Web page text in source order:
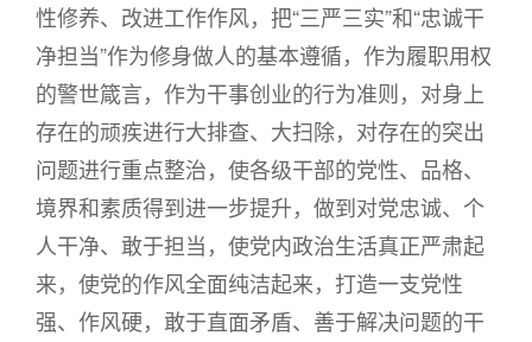
性修养、改进工作作风，把“三严三实”和“忠诚干
净担当”作为修身做人的基本遵循，作为履职用权
的警世箴言，作为干事创业的行为准则，对身上
存在的顽疾进行大排查、大扫除，对存在的突出
问题进行重点整治，使各级干部的党性、品格、
境界和素质得到进一步提升，做到对党忠诚、个
人干净、敢于担当，使党内政治生活真正严肃起
来，使党的作风全面纯洁起来，打造一支党性
强、作风硬，敢于直面矛盾、善于解决问题的干